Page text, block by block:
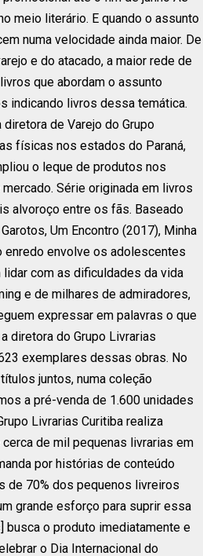
meio literário. E quando o assunto
numa velocidade ainda maior. De
e do atacado, a maior rede de
que abordam o assunto
indicando livros dessa temática.
de Varejo do Grupo
físicas nos estados do Paraná,
o leque de produtos nos
Série originada em livros
alvoroço entre os fãs. Baseado
Um Encontro (2017), Minha
enredo envolve os adolescentes
com as dificuldades da vida
e de milhares de admiradores,
expressar em palavras o que
diretora do Grupo Livrarias
exemplares dessas obras. No
juntos, numa coleção
a pré-venda de 1.600 unidades
Livrarias Curitiba realiza
de mil pequenas livrarias em
por histórias de conteúdo
de 70% dos pequenos livreiros
grande esforço para suprir essa
busca o produto imediatamente e
o Dia Internacional do